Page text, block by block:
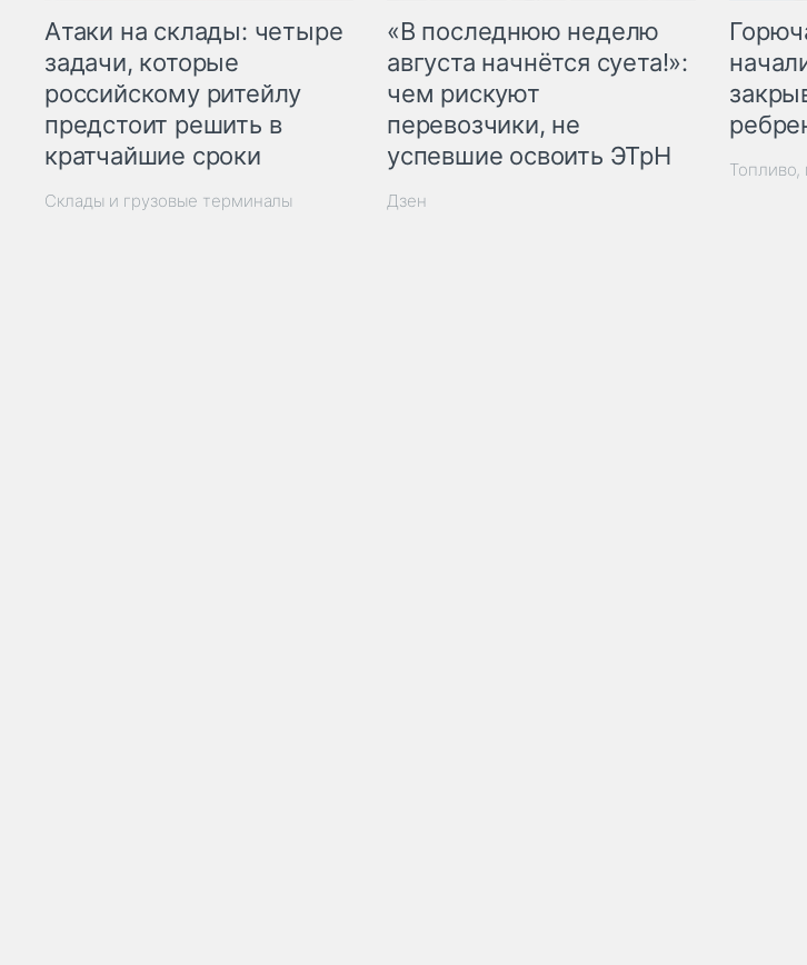
Атаки на склады: четыре
задачи, которые
российскому ритейлу
предстоит решить в
кратчайшие сроки
Склады и грузовые терминалы
«В последнюю неделю
августа начнётся суета!»:
чем рискуют
перевозчики, не
успевшие освоить ЭТрН
Дзен
Топливо,